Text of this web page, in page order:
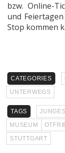
bzw. Online-
und
Stop kommen
CATEGORIES
UNTERWEGS
TAGS
MUSEUM
STUTTGART